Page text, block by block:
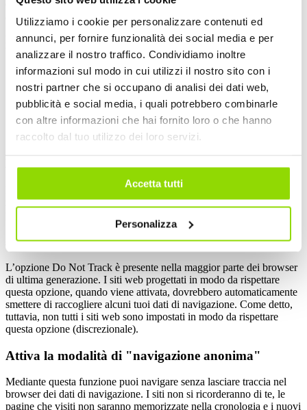
Utilizziamo i cookie per personalizzare contenuti ed
annunci, per fornire funzionalità dei social media e per
analizzare il nostro traffico. Condividiamo inoltre
informazioni sul modo in cui utilizzi il nostro sito con i
nostri partner che si occupano di analisi dei dati web,
pubblicità e social media, i quali potrebbero combinarle
con altre informazioni che hai fornito loro o che hanno
raccolto dal tuo utilizzo dei loro servizi.
Accetta tutti
Personalizza
disabilitazione dei cookies potrebbe impedire il corretto utilizzo di
alcune funzioni del sito stesso.
Le istruzioni per la disabilitazione dei cookies per i principali
browser si trovano alle seguenti pagine web:
Google Chrome
Mozilla Firefox
Microsoft Edge
Microsoft Internet Explorer
Opera
Apple Safari
I cookie di terze parti non sono generalmente indispensabili per
navigare, quindi puoi rifiutarli per default, attraverso apposite
Attiva l'opzione "Do not track"
L’opzione Do Not Track è presente nella maggior parte dei browser
di ultima generazione. I siti web progettati in modo da rispettare
questa opzione, quando viene attivata, dovrebbero automaticamente
smettere di raccogliere alcuni tuoi dati di navigazione. Come detto,
tuttavia, non tutti i siti web sono impostati in modo da rispettare
questa opzione (discrezionale).
Attiva la modalità di "navigazione anonima"
Mediante questa funzione puoi navigare senza lasciare traccia nel
browser dei dati di navigazione. I siti non si ricorderanno di te, le
pagine che visiti non saranno memorizzate nella cronologia e i nuovi